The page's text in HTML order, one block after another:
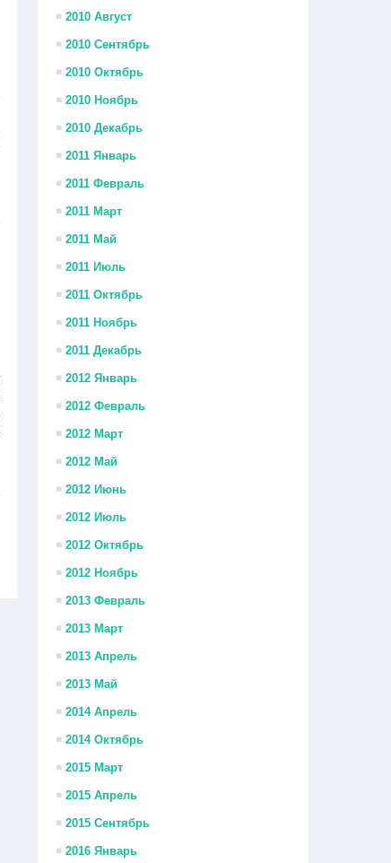
2010 Август
2010 Сентябрь
2010 Октябрь
2010 Ноябрь
2010 Декабрь
2011 Январь
2011 Февраль
2011 Март
2011 Май
2011 Июль
2011 Октябрь
2011 Ноябрь
2011 Декабрь
2012 Январь
2012 Февраль
2012 Март
2012 Май
2012 Июнь
2012 Июль
2012 Октябрь
2012 Ноябрь
2013 Февраль
2013 Март
2013 Апрель
2013 Май
2014 Апрель
2014 Октябрь
2015 Март
2015 Апрель
2015 Сентябрь
2016 Январь